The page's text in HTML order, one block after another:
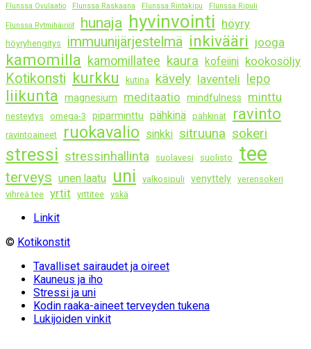
Flunssa Ovulaatio
Flunssa Raskaana Flunssa Rintakipu Flunssa Ripuli
Flunssa Rytmihäiriöt hunaja hyvinvointi höyry
höyryhengitys immuunijärjestelmä inkivääri jooga
kamomilla kamomillatee kaura kofeiini kookosöljy
Kotikonsti kurkku kutina kävely laventeli lepo
liikunta magnesium meditaatio mindfulness minttu
nesteytys omega-3 piparminttu pähkinä pähkinät ravinto
ravintoaineet ruokavalio sinkki sitruuna sokeri
stressi stressinhallinta suolavesi suolisto tee
terveys unen laatu uni valkosipuli venyttely verensokeri
vihreä tee yrtit yrttitee yskä
Linkit
© Kotikonstit
Tavalliset sairaudet ja oireet
Kauneus ja iho
Stressi ja uni
Kodin raaka-aineet terveyden tukena
Lukijoiden vinkit